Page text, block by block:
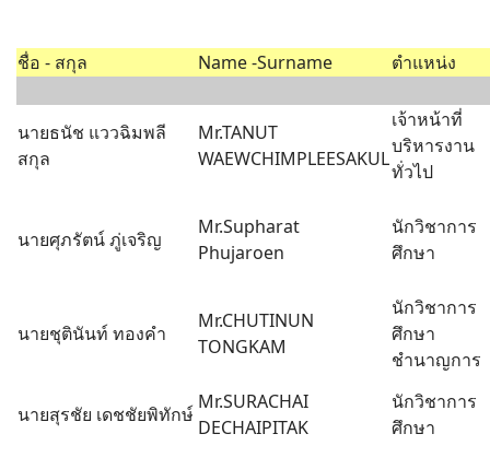
ชื่อ - สกุล Name -Surname ตำแหน่ง
นายธนัช แววฉิมพลี
สกุล
Mr.TANUT
WAEWCHIMPLEESAKUL
เจ้าหน้าที่
บริหารงาน
ทั่วไป
นายศุภรัตน์ ภู่เจริญ
Mr.Supharat
Phujaroen
นักวิชาการ
ศึกษา
นายชุตินันท์ ทองคำ
Mr.CHUTINUN
TONGKAM
นักวิชาการ
ศึกษา
ชำนาญการ
นายสุรชัย เดชชัยพิทักษ์
Mr.SURACHAI
DECHAIPITAK
นักวิชาการ
ศึกษา